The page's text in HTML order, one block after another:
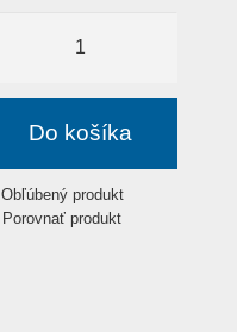
Do košíka
Obľúbený produkt
Porovnať produkt